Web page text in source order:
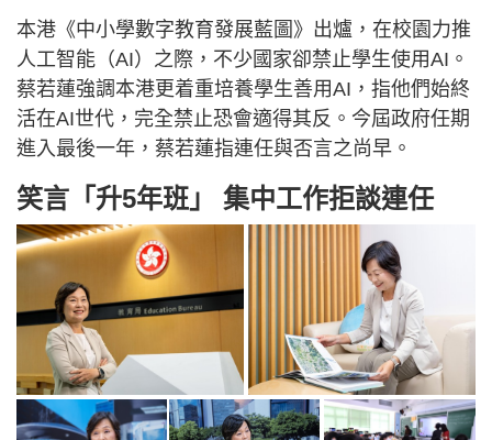
本港《中小學數字教育發展藍圖》出爐，在校園力推
人工智能（AI）之際，不少國家卻禁止學生使用AI。
蔡若蓮強調本港更着重培養學生善用AI，指他們始終
活在AI世代，完全禁止恐會適得其反。今屆政府任期
進入最後一年，蔡若蓮指連任與否言之尚早。
笑言「升5年班」 集中工作拒談連任